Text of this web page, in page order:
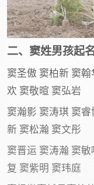
二、窦姓男孩起
窦圣傲 窦柏新 窦
欢 窦敬暄 窦弘岩
窦瀚影 窦涛琪 窦
新 窦松瀚 窦文彤
窦晋运 窦涛瀚 窦
复 窦紫明 窦玮庭